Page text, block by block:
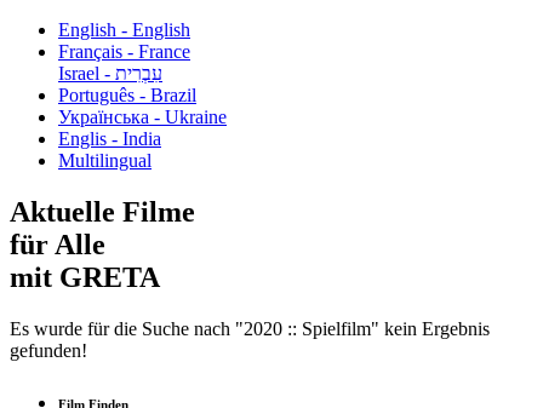
English - English
Français - France
עִבְרִית - Israel
Português - Brazil
Українська - Ukraine
Englis - India
Multilingual
Aktuelle Filme
für Alle
mit GRETA
Es wurde für die Suche nach "2020 :: Spielfilm" kein Ergebnis
gefunden!
Film Finden